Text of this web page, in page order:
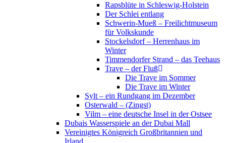
Rapsblüte in Schleswig-Holstein
Der Schlei entlang
Schwerin-Mueß – Freilichtmuseum
für Volkskunde
Stockelsdorf – Herrenhaus im
Winter
Timmendorfer Strand – das Teehaus
Trave – der Fluß
Die Trave im Sommer
Die Trave im Winter
Sylt – ein Rundgang im Dezember
Osterwald – (Zingst)
Vilm – eine deutsche Insel in der Ostsee
Dubais Wasserspiele an der Dubai Mall
Vereinigtes Königreich Großbritannien und